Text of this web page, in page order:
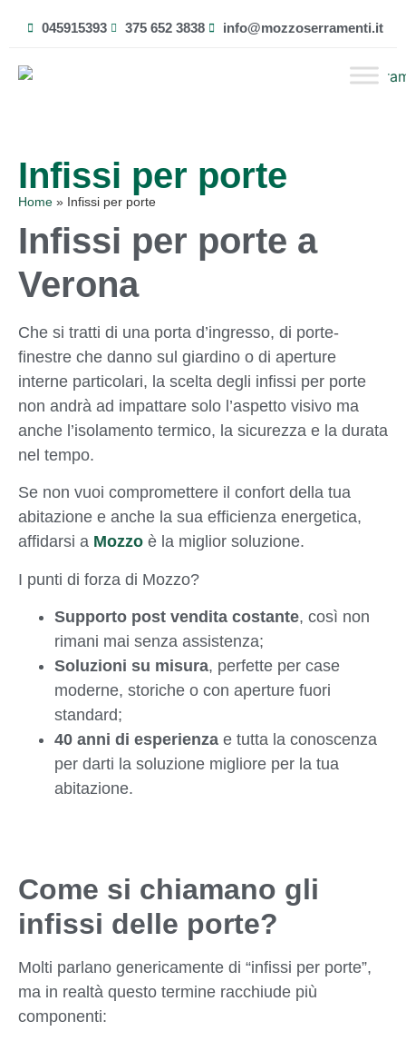
045915393 375 652 3838 info@mozzoserramenti.it
Infissi per porte
Home » Infissi per porte
Infissi per porte a
Verona
Che si tratti di una porta d’ingresso, di porte-
finestre che danno sul giardino o di aperture
interne particolari, la scelta degli infissi per porte
non andrà ad impattare solo l’aspetto visivo ma
anche l’isolamento termico, la sicurezza e la durata
nel tempo.
Se non vuoi compromettere il confort della tua
abitazione e anche la sua efficienza energetica,
affidarsi a Mozzo è la miglior soluzione.
I punti di forza di Mozzo?
Supporto post vendita costante, così non
rimani mai senza assistenza;
Soluzioni su misura, perfette per case
moderne, storiche o con aperture fuori
standard;
40 anni di esperienza e tutta la conoscenza
per darti la soluzione migliore per la tua
abitazione.
Come si chiamano gli
infissi delle porte?
Molti parlano genericamente di “infissi per porte”,
ma in realtà questo termine racchiude più
componenti: